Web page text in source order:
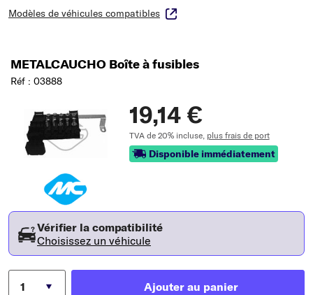
Modèles de véhicules compatibles
METALCAUCHO Boîte à fusibles
Réf : 03888
19,14 €
TVA de 20% incluse, plus frais de port
Disponible immédiatement
Vérifier la compatibilité
Choisissez un véhicule
Ajouter au panier